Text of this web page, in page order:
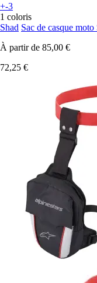
+-3
1 coloris
Shad Sac de casque
À partir de 85,00 €
72,25 €